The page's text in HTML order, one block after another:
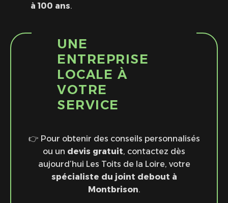
à 100 ans.
👉 Pour obtenir des conseils personnalisés
ou un devis gratuit, contactez dès
aujourd’hui Les Toits de la Loire, votre
spécialiste du joint debout à
Montbrison.
UNE
ENTREPRISE
LOCALE À
VOTRE
SERVICE